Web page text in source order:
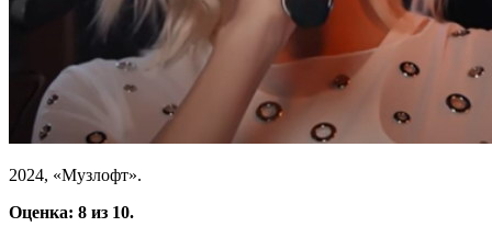
2024, «Музлофт».
Оценка: 8 из 10.